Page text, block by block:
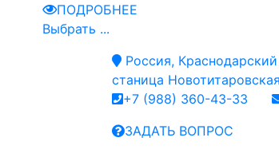
ПОДРОБНЕЕ
Выбрать ...
Россия,
станица
+7 (988) 360-43-33
ЗАДАТЬ ВОПРОС